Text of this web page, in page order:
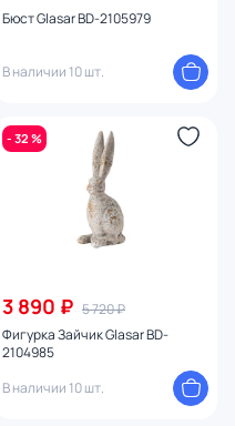
Бюст Glasar BD-2105979
В наличии 10 шт.
- 32 %
3 890 ₽ 5 720 ₽
Фигурка Зайчик Glasar BD-
2104985
В наличии 10 шт.